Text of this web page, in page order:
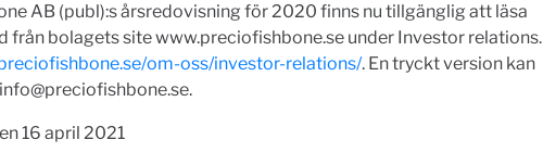
AB (publ):s årsredovisning för 2020 finns nu tillgänglig att läsa
från bolagets site www.preciofishbone.se under Investor relations.
om-oss/investor-relations/. En tryckt version kan
info@preciofishbone.se.
16 april 2021